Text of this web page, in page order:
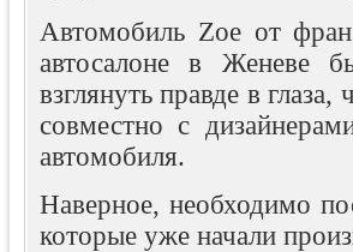
Автомобиль Zoe от
автосалоне в Женеве
взглянуть правде в
совместно с
автомобиля.
Наверное, необходимо
которые уже начали